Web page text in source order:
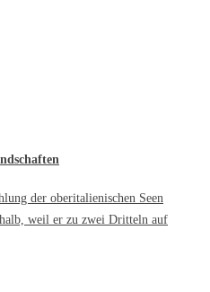
der oberitalienischen Seen
weil er zu zwei Dritteln auf